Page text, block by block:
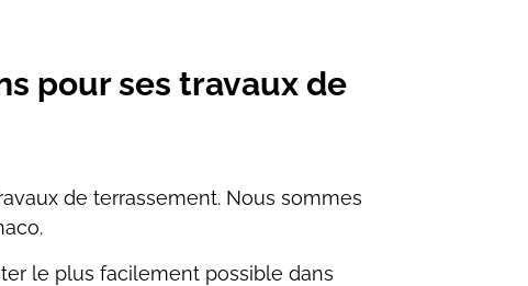
pour ses travaux de
de terrassement. Nous sommes
le plus facilement possible dans